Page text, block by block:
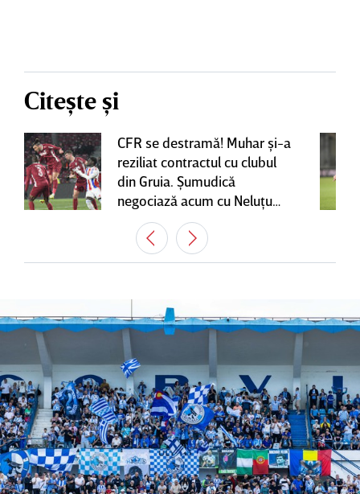
Citește și
CFR se destramă! Muhar şi-a
reziliat contractul cu clubul
din Gruia. Şumudică
negociază acum cu Neluţu
Varga, care mai are o
variantă pentru banca tehnică
| EXCLUSIV